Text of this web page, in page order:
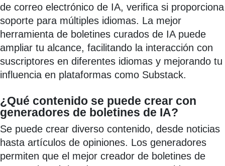
de correo electrónico de IA, verifica si proporciona
soporte para múltiples idiomas. La mejor
herramienta de boletines curados de IA puede
ampliar tu alcance, facilitando la interacción con
suscriptores en diferentes idiomas y mejorando tu
influencia en plataformas como Substack.
¿Qué contenido se puede crear con
generadores de boletines de IA?
Se puede crear diverso contenido, desde noticias
hasta artículos de opiniones. Los generadores
permiten que el mejor creador de boletines de